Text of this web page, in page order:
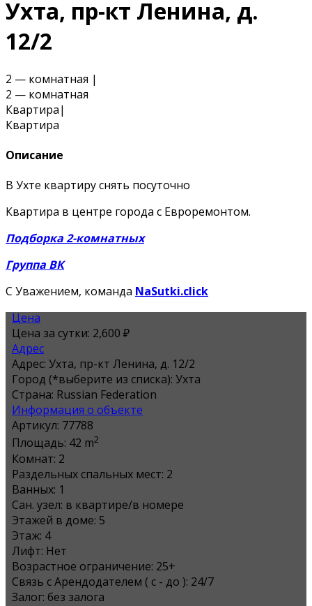
Ухта, пр-кт Ленина, д.
12/2
2 — комнатная |
2 — комнатная
Квартира|
Квартира
Описание
В Ухте квартиру снять посуточно
Квартира в центре города с Евроремонтом.
Подборка 2-комнатных
Группа ВК
С Уважением, команда NaSutki.click
Цена
Цена за сутки: 2,600 ₽
Адрес
Адрес: Ухта, пр-кт Ленина, д. 12/2
Город (*выберите из списка): Ухта
Страна: Russian Federation
Информация о объекте
Артикул: 77788
Площадь: 42 m2
Комнат: 2
Раздельных спальных мест: 2
Ванных: 1
Сан. узел: в квартире/в номере
Этажей в доме: 5
Этаж: 4
Лифт: Нет
Возрастное ограничение: 25+
Связь с Арендодателем ( с - до ): 24/7
Залог: без залога